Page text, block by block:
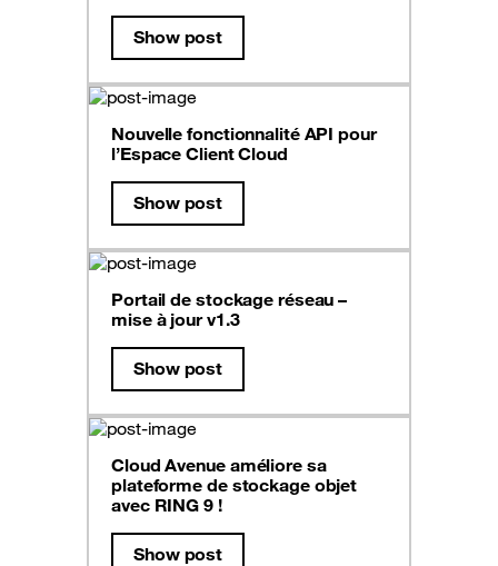
Show post
Nouvelle fonctionnalité API pour
l’Espace Client Cloud
Show post
Portail de stockage réseau –
mise à jour v1.3
Show post
Cloud Avenue améliore sa
plateforme de stockage objet
avec RING 9 !
Show post